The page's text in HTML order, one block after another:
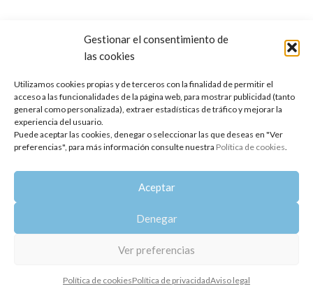
Gestionar el consentimiento de
las cookies
Utilizamos cookies propias y de terceros con la finalidad de permitir el
acceso a las funcionalidades de la página web, para mostrar publicidad (tanto
general como personalizada), extraer estadísticas de tráfico y mejorar la
experiencia del usuario.
Puede aceptar las cookies, denegar o seleccionar las que deseas en "Ver
preferencias", para más información consulte nuestra Política de cookies.
Aceptar
Denegar
Ver preferencias
Política de cookiesPolítica de privacidadAviso legal
Copyright 2014-2025
Todos los derechos reservados.